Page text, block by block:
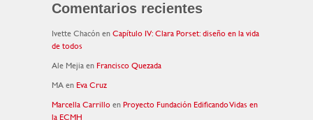
Comentarios recientes
Ivette Chacón en Capítulo IV: Clara Porset: diseño en la vida
de todos
Ale Mejia en Francisco Quezada
MA en Eva Cruz
Marcella Carrillo en Proyecto Fundación Edificando Vidas en
la ECMH